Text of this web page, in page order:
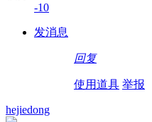
-10
发消息
回复
使用道具 举报
hejiedong